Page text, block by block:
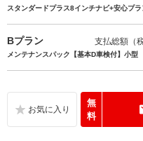
スタンダードプラス8インチナビ+安心プラ
Bプラン 支払総額（
メンテナンスパック【基本D車検付】小型
無
料